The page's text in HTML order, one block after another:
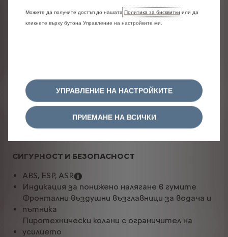
Автоматично включване на фарове
LED Фарове
ПОМОЩ ЗА ВОДАЧА
Задни паркинг сензори
Електроусилвател на волана с променливо
усилие
Пакет Safety
СИГУРНОСТ И БЕЗОПАСНОСТ
ABS, ESP, ASR
Индикация за понижено налягане в гумите
Фронтални въздушни възглавници за водача и
пътника
Пиротехнически колани с ограничител на
усилието
Можете да получите достъп до нашата Политика за бисквитки или да
кликнете върху бутона Управление на настройките ми.
УПРАВЛЕНИЕ НА НАСТРОЙКИТЕ
ПРИЕМАНЕ НА ВСИЧКИ